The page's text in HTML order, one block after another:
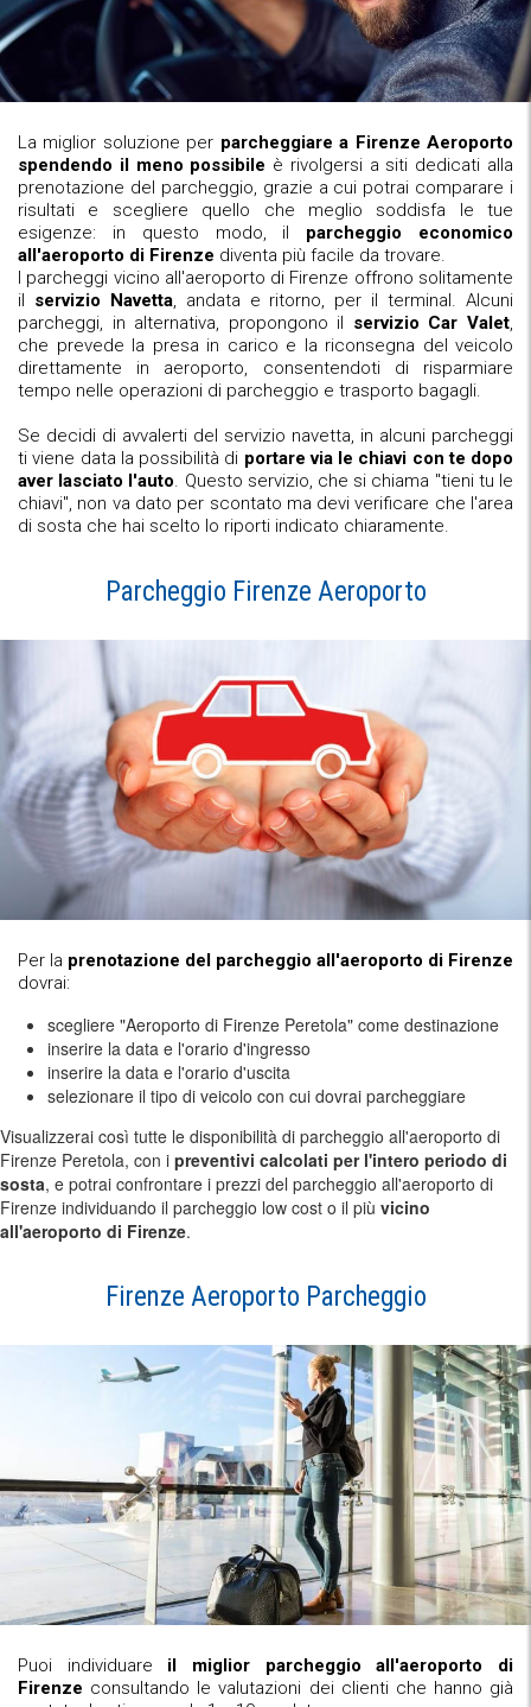
La miglior soluzione per parcheggiare a Firenze Aeroporto
spendendo il meno possibile è rivolgersi a siti dedicati alla
prenotazione del parcheggio, grazie a cui potrai comparare i
risultati e scegliere quello che meglio soddisfa le tue
esigenze: in questo modo, il parcheggio economico
all'aeroporto di Firenze diventa più facile da trovare.
I parcheggi vicino all'aeroporto di Firenze offrono solitamente
il servizio Navetta, andata e ritorno, per il terminal. Alcuni
parcheggi, in alternativa, propongono il servizio Car Valet,
che prevede la presa in carico e la riconsegna del veicolo
direttamente in aeroporto, consentendoti di risparmiare
tempo nelle operazioni di parcheggio e trasporto bagagli.
Se decidi di avvalerti del servizio navetta, in alcuni parcheggi
ti viene data la possibilità di portare via le chiavi con te dopo
aver lasciato l'auto. Questo servizio, che si chiama "tieni tu le
chiavi", non va dato per scontato ma devi verificare che l'area
di sosta che hai scelto lo riporti indicato chiaramente.
Parcheggio Firenze Aeroporto
Per la prenotazione del parcheggio all'aeroporto di Firenze
dovrai:
scegliere "Aeroporto di Firenze Peretola" come destinazione
inserire la data e l'orario d'ingresso
inserire la data e l'orario d'uscita
selezionare il tipo di veicolo con cui dovrai parcheggiare
Visualizzerai così tutte le disponibilità di parcheggio all'aeroporto di
Firenze Peretola, con i preventivi calcolati per l'intero periodo di
sosta, e potrai confrontare i prezzi del parcheggio all'aeroporto di
Firenze individuando il parcheggio low cost o il più vicino
all'aeroporto di Firenze.
Firenze Aeroporto Parcheggio
Puoi individuare il miglior parcheggio all'aeroporto di
Firenze consultando le valutazioni dei clienti che hanno già